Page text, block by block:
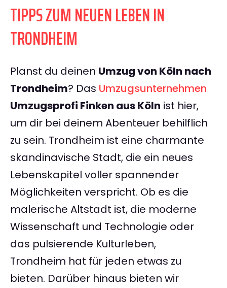
TIPPS ZUM NEUEN LEBEN IN
TRONDHEIM
Planst du deinen Umzug von Köln nach
Trondheim? Das Umzugsunternehmen
Umzugsprofi Finken aus Köln ist hier,
um dir bei deinem Abenteuer behilflich
zu sein. Trondheim ist eine charmante
skandinavische Stadt, die ein neues
Lebenskapitel voller spannender
Möglichkeiten verspricht. Ob es die
malerische Altstadt ist, die moderne
Wissenschaft und Technologie oder
das pulsierende Kulturleben,
Trondheim hat für jeden etwas zu
bieten. Darüber hinaus bieten wir